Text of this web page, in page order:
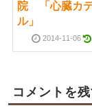
院 「心臓カ
ル」
2014-11-06
コメントを